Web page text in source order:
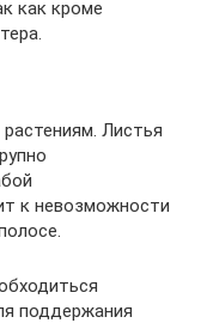
как кроме
Листья
к невозможности
поддержания